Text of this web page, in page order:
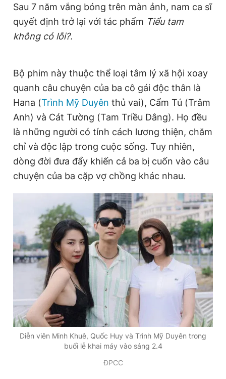
Tổng biên tập: Nguyễn Ngọc Toàn
Phó tổng biên tập thường trực: Hải Thành
Phó tổng biên tập: Lâm Hiếu Dũng
Phó tổng biên tập: Trần Việt Hưng
© 2003-2026 Bản quyền thuộc về Báo Thanh Niên. Cấm sao
chép dưới mọi hình thức nếu không có sự chấp thuận bằng văn
bản. Phát triển bởi ePi Technologies, JSC.
Sau 7 năm vắng bóng trên màn ảnh, nam ca sĩ
quyết định trở lại với tác phẩm Tiểu tam
không có lỗi?.
Bộ phim này thuộc thể loại tâm lý xã hội xoay
quanh câu chuyện của ba cô gái độc thân là
Hana (Trình Mỹ Duyên thủ vai), Cẩm Tú (Trâm
Anh) và Cát Tường (Tam Triều Dâng). Họ đều
là những người có tính cách lương thiện, chăm
chỉ và độc lập trong cuộc sống. Tuy nhiên,
dòng đời đưa đẩy khiến cả ba bị cuốn vào câu
chuyện của ba cặp vợ chồng khác nhau.
Diễn viên Minh Khuê, Quốc Huy và Trình Mỹ Duyên trong
buổi lễ khai máy vào sáng 2.4
ĐPCC